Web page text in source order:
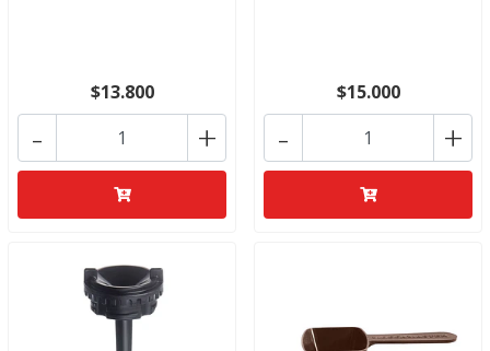
$13.800
+
-
$15.000
+
-